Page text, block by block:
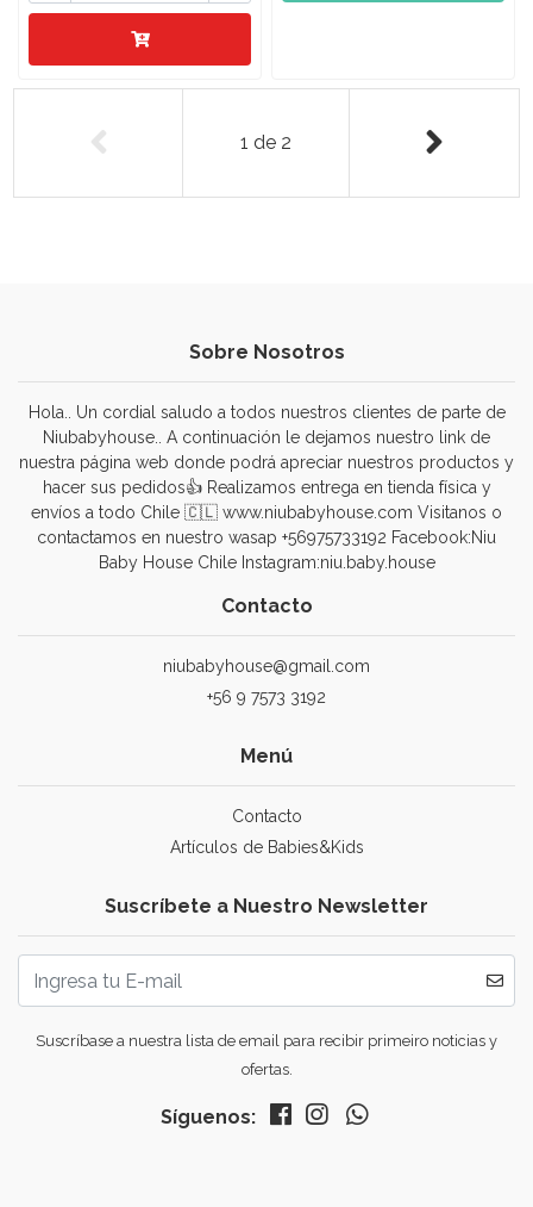
1 de 2
Sobre Nosotros
Hola.. Un cordial saludo a todos nuestros clientes de parte de
Niubabyhouse.. A continuación le dejamos nuestro link de
nuestra página web donde podrá apreciar nuestros productos y
hacer sus pedidos👍 Realizamos entrega en tienda física y
envíos a todo Chile 🇨🇱 www.niubabyhouse.com Visitanos o
contactamos en nuestro wasap +56975733192 Facebook:Niu
Baby House Chile Instagram:niu.baby.house
Contacto
niubabyhouse@gmail.com
+56 9 7573 3192
Menú
Contacto
Artículos de Babies&Kids
Suscríbete a Nuestro Newsletter
Suscríbase a nuestra lista de email para recibir primeiro noticias y
ofertas.
Síguenos: